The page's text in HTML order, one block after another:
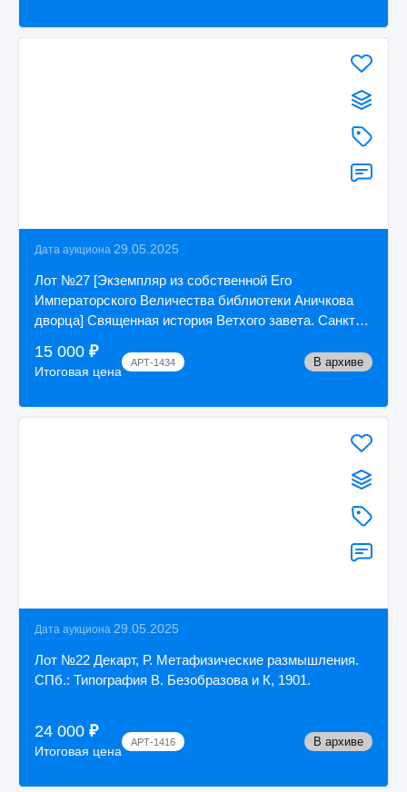
Дата аукциона 29.05.2025
Лот №27 [Экземпляр из собственной Его
Императорского Величества библиотеки Аничкова
дворца] Священная история Ветхого завета. Санкт-
15 000 ₽
Итоговая цена
АРТ-1434 В архиве
Дата аукциона 29.05.2025
Лот №22 Декарт, Р. Метафизические размышления.
СПб.: Типография В. Безобразова и К, 1901.
24 000 ₽
Итоговая цена
АРТ-1416 В архиве